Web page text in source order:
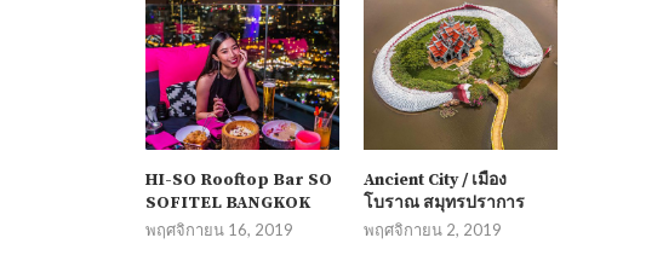
HI-SO Rooftop Bar SO
SOFITEL BANGKOK
พฤศจิกายน 16, 2019
Ancient City / เมือง
โบราณ สมุทรปราการ
พฤศจิกายน 2, 2019